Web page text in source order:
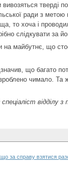
тверді
ради з
то хоча і
слідкувати за
на майбутнє, що
що багато
чимало. Та
відділу з
за справу взятися